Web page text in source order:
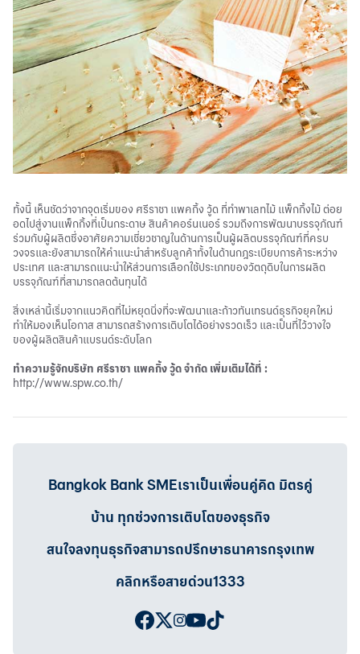
ทั้งนี้ เห็นชัดว่าจากจุดเริ่มของ ศรีราชา แพคกิ้ง วู้ด ที่ทำพาเลทไม้ แพ็กกิ้งไม้ ต่อย
อดไปสู่งานแพ็กกิ้งที่เป็นกระดาษ สินค้าคอร์นเนอร์ รวมถึงการพัฒนาบรรจุภัณฑ์
ร่วมกับผู้ผลิตซึ่งอาศัยความเชี่ยวชาญในด้านการเป็นผู้ผลิตบรรจุภัณฑ์ที่ครบ
วงจรและยังสามารถให้คำแนะนำสำหรับลูกค้าทั้งในด้านกฎระเบียบการค้าระหว่าง
ประเทศ และสามารถแนะนำให้ส่วนการเลือกใช้ประเภทของวัตถุดิบในการผลิต
บรรจุภัณฑ์ที่สามารถลดต้นทุนได้
สิ่งเหล่านี้เริ่มจากแนวคิดที่ไม่หยุดนิ่งที่จะพัฒนาและก้าวทันเทรนด์ธุรกิจยุคใหม่
ทำให้มองเห็นโอกาส สามารถสร้างการเติบโตได้อย่างรวดเร็ว และเป็นที่ไว้วางใจ
ของผู้ผลิตสินค้าแบรนด์ระดับโลก
ทำความรู้จักบริษัท ศรีราชา แพคกิ้ง วู้ด จำกัด เพิ่มเติมได้ที่ :
http://www.spw.co.th/
Bangkok Bank SMEเราเป็นเพื่อนคู่คิด มิตรคู่
บ้าน ทุกช่วงการเติบโตของธุรกิจ
สนใจลงทุนธุรกิจสามารถปรึกษาธนาคารกรุงเทพ
คลิกหรือสายด่วน1333